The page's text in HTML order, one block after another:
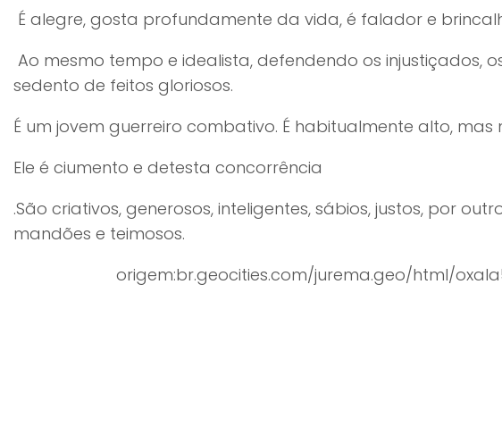
É alegre, gosta profundamente da vida, é falador e
Ao mesmo tempo e idealista, defendendo os injustiçados,
sedento de feitos gloriosos.
É um jovem guerreiro combativo. É habitualmente alto,
Ele é ciumento e detesta concorrência
.São criativos, generosos, inteligentes, sábios, justos, por
mandões e teimosos.
origem:br.geocities.com/jurema.geo/html/